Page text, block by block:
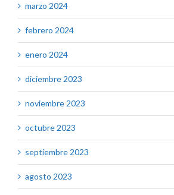
marzo 2024
febrero 2024
enero 2024
diciembre 2023
noviembre 2023
octubre 2023
septiembre 2023
agosto 2023